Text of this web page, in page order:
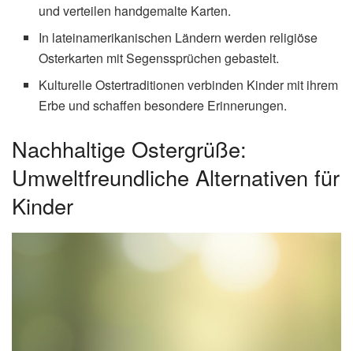
und verteilen handgemalte Karten.
In lateinamerikanischen Ländern werden religiöse
Osterkarten mit Segenssprüchen gebastelt.
Kulturelle Ostertraditionen verbinden Kinder mit ihrem
Erbe und schaffen besondere Erinnerungen.
Nachhaltige Ostergrüße:
Umweltfreundliche Alternativen für
Kinder